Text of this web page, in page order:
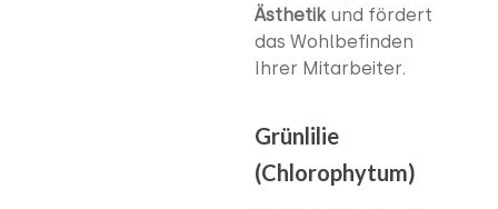
Ästhetik und fördert
das Wohlbefinden
Ihrer Mitarbeiter.
Grünlilie
(Chlorophytum)